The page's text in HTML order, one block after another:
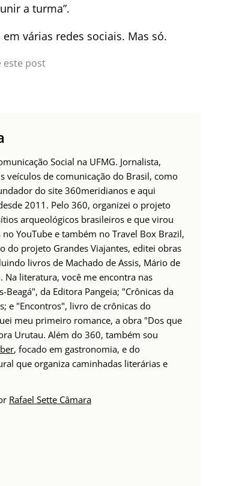
a turma”.
várias redes sociais. Mas só.
este post
Social na UFMG. Jornalista,
veículos de comunicação do Brasil, como
do site 360meridianos e aqui
2011. Pelo 360, organizei o projeto
arqueológicos brasileiros e que virou
YouTube e também no Travel Box Brazil,
do projeto Grandes Viajantes, editei obras
livros de Machado de Assis, Mário de
Na literatura, você me encontra nas
da Editora Pangeia; "Crônicas da
e "Encontros", livro de crônicas do
meu primeiro romance, a obra "Dos que
Urutau. Além do 360, também sou
, focado em gastronomia, e do
que organiza caminhadas literárias e
Rafael Sette Câmara